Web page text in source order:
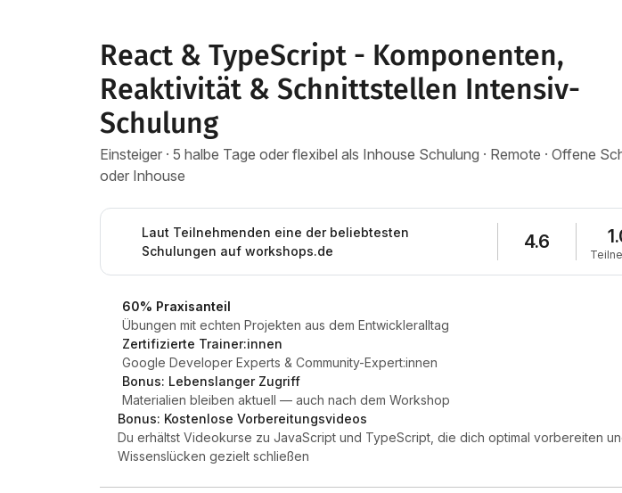
React & TypeScript - Komponenten,
Reaktivität & Schnittstellen Intensiv-
Schulung
Einsteiger · 5 halbe Tage oder flexibel als Inhouse Schulung · Remote · Offene
oder Inhouse
Laut Teilnehmenden eine der beliebtesten
Schulungen auf workshops.de
4.6
60% Praxisanteil
Übungen mit echten Projekten aus dem Entwickleralltag
Zertifizierte Trainer:innen
Google Developer Experts & Community-Expert:innen
Bonus: Lebenslanger Zugriff
Materialien bleiben aktuell — auch nach dem Workshop
Bonus: Kostenlose Vorbereitungsvideos
Du erhältst Videokurse zu JavaScript und TypeScript, die dich optimal vorbereiten
Wissenslücken gezielt schließen